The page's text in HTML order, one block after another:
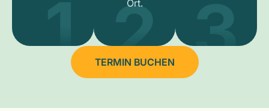
1 2 3
TERMIN BUCHEN